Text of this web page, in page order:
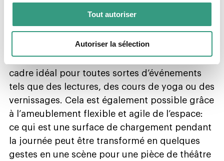
Tout autoriser
Autoriser la sélection
période déterminée. SōGō ne se prête pas
seulement à la présentation et à la vente de
produits tels que des articles de décoration, de
la mode ou des cosmétiques, mais le marché
couvert à deux étages offre également un
cadre idéal pour toutes sortes d’événements
tels que des lectures, des cours de yoga ou des
vernissages. Cela est également possible grâce
à l’ameublement flexible et agile de l’espace:
ce qui est une surface de chargement pendant
la journée peut être transformé en quelques
gestes en une scène pour une pièce de théâtre